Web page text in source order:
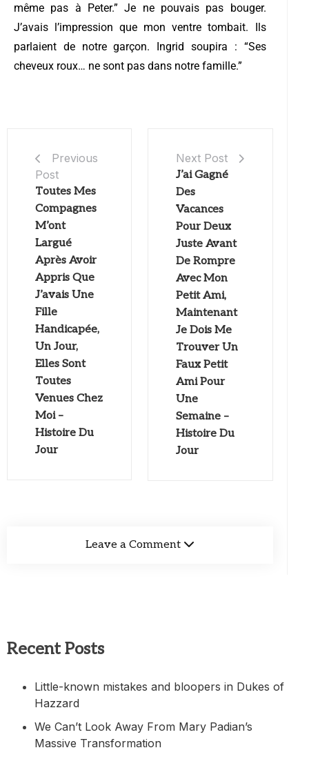
même pas à Peter.” Je ne pouvais pas bouger.
J’avais l’impression que mon ventre tombait. Ils
parlaient de notre garçon. Ingrid soupira : “Ses
cheveux roux… ne sont pas dans notre famille.”
Previous
Post
Toutes Mes
Compagnes
M’ont
Largué
Après Avoir
Appris Que
J’avais Une
Fille
Handicapée,
Un Jour,
Elles Sont
Toutes
Venues Chez
Moi –
Histoire Du
Jour
Next Post
J’ai Gagné
Des
Vacances
Pour Deux
Juste Avant
De Rompre
Avec Mon
Petit Ami,
Maintenant
Je Dois Me
Trouver Un
Faux Petit
Ami Pour
Une
Semaine –
Histoire Du
Jour
Leave a Comment
Recent Posts
Little-known mistakes and bloopers in Dukes of
Hazzard
We Can’t Look Away From Mary Padian’s
Massive Transformation